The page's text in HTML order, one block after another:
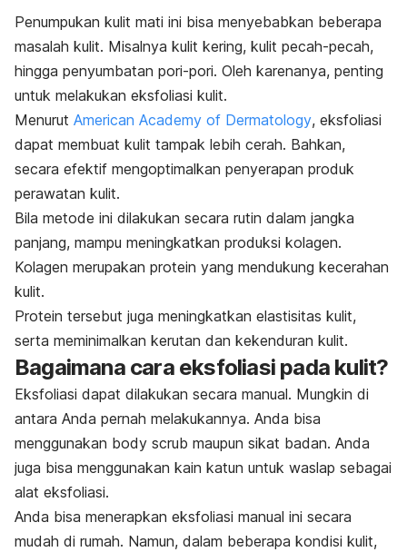
Penumpukan kulit mati ini bisa menyebabkan beberapa
masalah kulit. Misalnya kulit kering, kulit pecah-pecah,
hingga penyumbatan pori-pori. Oleh karenanya, penting
untuk melakukan eksfoliasi kulit.
Menurut American Academy of Dermatology, eksfoliasi
dapat membuat kulit tampak lebih cerah. Bahkan,
secara efektif mengoptimalkan penyerapan produk
perawatan kulit.
Bila metode ini dilakukan secara rutin dalam jangka
panjang, mampu meningkatkan produksi kolagen.
Kolagen merupakan protein yang mendukung kecerahan
kulit.
Protein tersebut juga meningkatkan elastisitas kulit,
serta meminimalkan kerutan dan kekenduran kulit.
Bagaimana cara eksfoliasi pada kulit?
Eksfoliasi dapat dilakukan secara manual. Mungkin di
antara Anda pernah melakukannya. Anda bisa
menggunakan body scrub maupun sikat badan. Anda
juga bisa menggunakan kain katun untuk waslap sebagai
alat eksfoliasi.
Anda bisa menerapkan eksfoliasi manual ini secara
mudah di rumah. Namun, dalam beberapa kondisi kulit,